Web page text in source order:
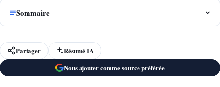
Sommaire
Partager
Résumé IA
Nous ajouter comme source préférée